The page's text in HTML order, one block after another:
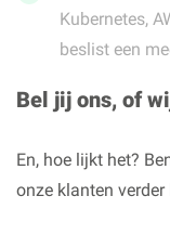
Kubernetes,
beslist een
Bel jij ons, of
En, hoe lijkt het?
onze klanten verder